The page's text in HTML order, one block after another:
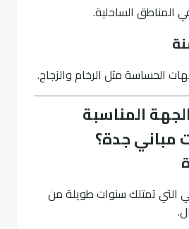
المناطق الساحلية.
الحساسة مثل الرخام والزجاج.
المناسبة
مباني جدة؟
تمتلك سنوات طويلة من